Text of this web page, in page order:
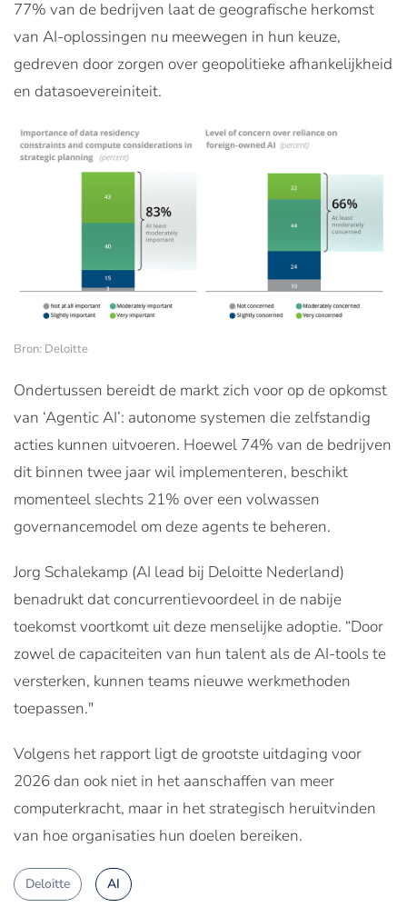
77% van de bedrijven laat de geografische herkomst
van AI-oplossingen nu meewegen in hun keuze,
gedreven door zorgen over geopolitieke afhankelijkheid
en datasoevereiniteit.
Bron: Deloitte
Ondertussen bereidt de markt zich voor op de opkomst
van ‘Agentic AI’: autonome systemen die zelfstandig
acties kunnen uitvoeren. Hoewel 74% van de bedrijven
dit binnen twee jaar wil implementeren, beschikt
momenteel slechts 21% over een volwassen
governancemodel om deze agents te beheren.
Jorg Schalekamp (AI lead bij Deloitte Nederland)
benadrukt dat concurrentievoordeel in de nabije
toekomst voortkomt uit deze menselijke adoptie. “Door
zowel de capaciteiten van hun talent als de AI-tools te
versterken, kunnen teams nieuwe werkmethoden
toepassen."
Volgens het rapport ligt de grootste uitdaging voor
2026 dan ook niet in het aanschaffen van meer
computerkracht, maar in het strategisch heruitvinden
van hoe organisaties hun doelen bereiken.
Deloitte AI